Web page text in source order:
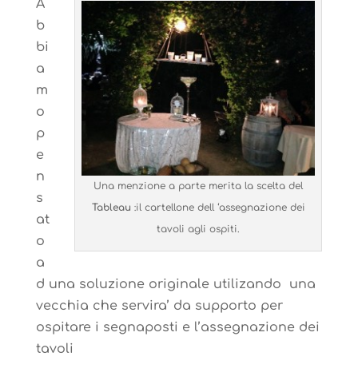
Una menzione a parte merita la scelta del
Tableau :il cartellone dell ‘assegnazione dei
tavoli agli ospiti.
A
b
bi
a
m
o
p
e
n
s
at
o
a
d una soluzione originale utilizando una
vecchia che servira’ da supporto per
ospitare i segnaposti e l’assegnazione dei
tavoli